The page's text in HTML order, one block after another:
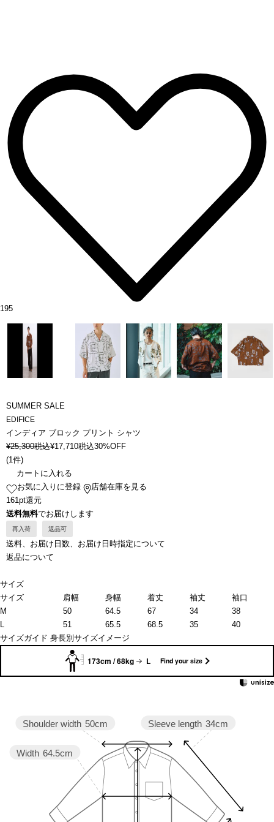
195
SUMMER SALE
EDIFICE
インディア ブロック プリント シャツ
¥25,300税込¥17,710税込30%OFF
(1件)
カートに入れる
お気に入りに登録
店舗在庫を見る
161pt還元
送料無料でお届けします
再入荷 返品可
送料、お届け日数、お届け日時指定について
返品について
サイズ
サイズ
肩幅 身幅 着丈 袖丈
袖口
M
50 64.5 67 34
38
L
51 65.5 68.5 35
40
サイズガイド 身長別サイズイメージ
173cm / 68kg L Find your size
Sleeve length 34cm
Width 64.5cm
Shoulder width 50cm